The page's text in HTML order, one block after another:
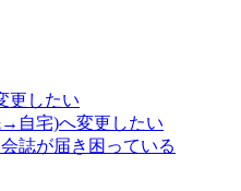
更したい
自宅)へ変更したい
誌が届き困っている